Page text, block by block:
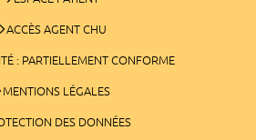
ACCÈS AGENT CHU
: PARTIELLEMENT CONFORME
MENTIONS LÉGALES
DES DONNÉES